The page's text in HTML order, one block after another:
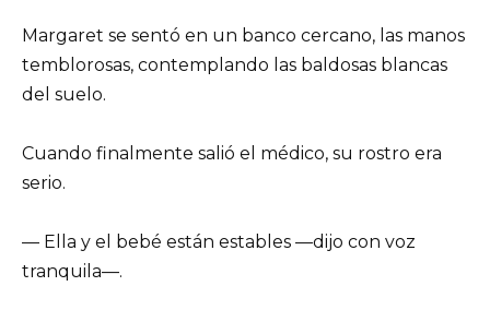
Margaret se sentó en un banco cercano, las manos
temblorosas, contemplando las baldosas blancas
del suelo.
Cuando finalmente salió el médico, su rostro era
serio.
— Ella y el bebé están estables —dijo con voz
tranquila—.